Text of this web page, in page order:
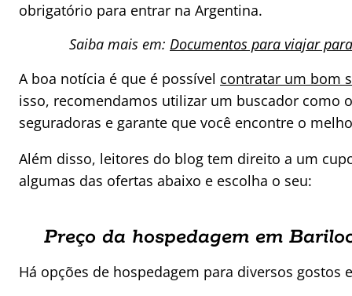
obrigatório para entrar na Argentina.
Saiba mais em: Documentos para viajar
A boa notícia é que é possível contratar um bom
isso, recomendamos utilizar um buscador como
seguradoras e garante que você encontre o
Além disso, leitores do blog tem direito a um
algumas das ofertas abaixo e escolha o seu:
Preço da hospedagem em
Há opções de hospedagem para diversos gostos